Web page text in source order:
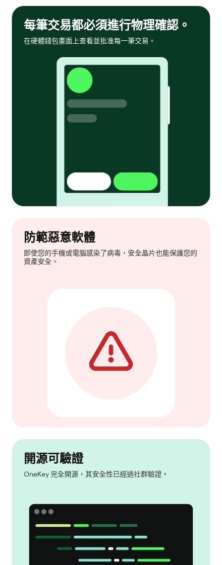
每筆交易都必須進行物理確認。
在硬體錢包畫面上查看並批准每一筆交易。
防範惡意軟體
即使您的手機或電腦感染了病毒，安全晶片也能保護您的
資產安全。
開源可驗證
OneKey 完全開源，其安全性已經過社群驗證。